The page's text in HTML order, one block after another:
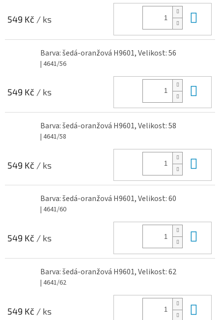
549 Kč / ks
Barva: šedá-oranžová H9601, Velikost: 56
| 4641/56
549 Kč / ks
Barva: šedá-oranžová H9601, Velikost: 58
| 4641/58
549 Kč / ks
Barva: šedá-oranžová H9601, Velikost: 60
| 4641/60
549 Kč / ks
Barva: šedá-oranžová H9601, Velikost: 62
| 4641/62
549 Kč / ks